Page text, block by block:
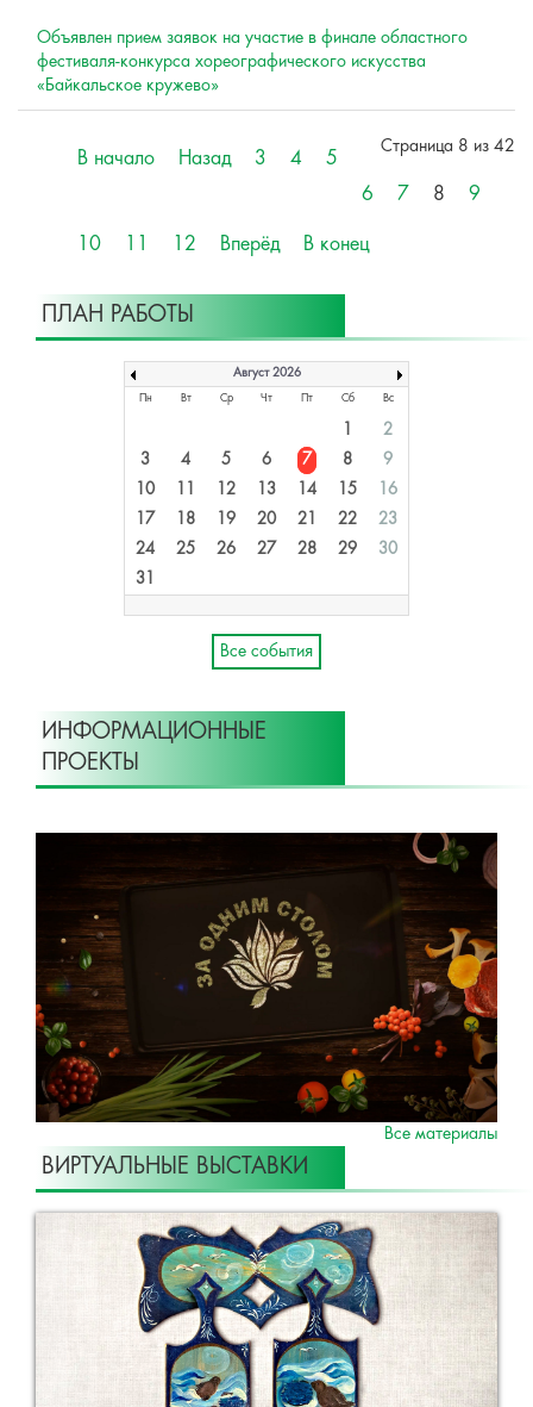
Объявлен прием заявок на участие в финале областного
фестиваля-конкурса хореографического искусства
«Байкальское кружево»
Страница 8 из 42
В начало Назад 3 4
5
6
7 8 9
10 12 Вперёд В конец
ПЛАН РАБОТЫ
Август 2026
Пн Вт Ср Чт Пт Сб Вс
1
2
3
4 5 6 7 8
9
10
11 12 13 14 15
16
17
18 19 20 21 22
23
24
25 26 27 28 29
30
31
Все события
ИНФОРМАЦИОННЫЕ
ПРОЕКТЫ
Все материалы
ВИРТУАЛЬНЫЕ ВЫСТАВКИ